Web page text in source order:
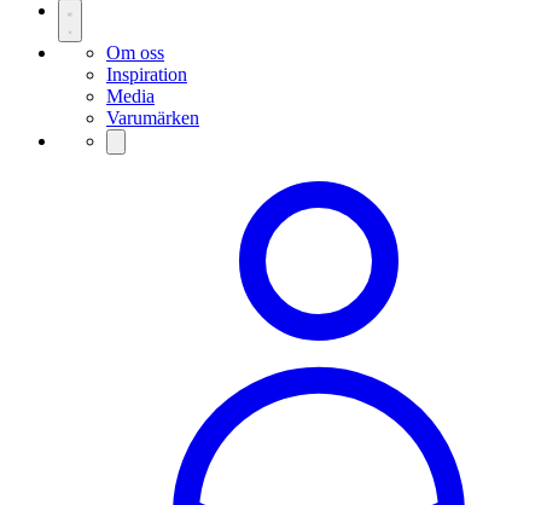
Om oss
Inspiration
Media
Varumärken